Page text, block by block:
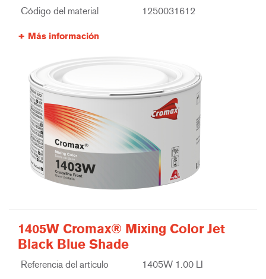
Código del material 1250031612
Más información
1405W Cromax® Mixing Color Jet
Black Blue Shade
Referencia del artículo 1405W 1.00 LI